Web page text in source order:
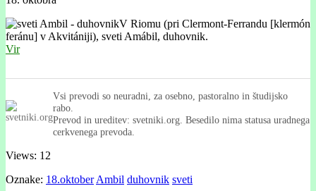
V Riomu (pri Clermont-Ferrandu [klermón
feránu] v Akvitániji), sveti Amábil, duhovnik.
Vir
Vsi prevodi so neuradni, za osebno, pastoralno in študijsko
rabo.
Prevod in ureditev: svetniki.org. Besedilo nima statusa uradnega
cerkvenega prevoda.
Views: 12
Oznake: 18.oktober Ambil duhovnik sveti